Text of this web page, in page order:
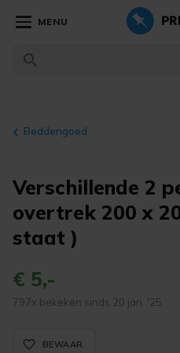
MENU
Beddengoed
Verschillende 2
overtrek 200 x
staat )
€ 5,-
797x bekeken sinds 20 jan. '25
favorite_border_rounded
BEWAAR